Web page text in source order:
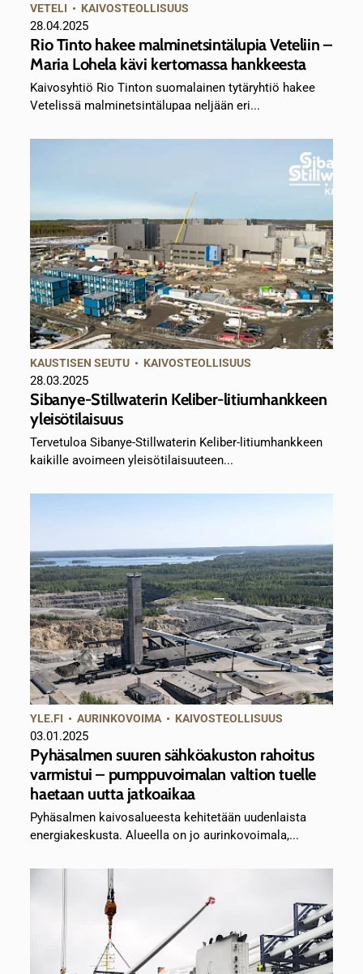
VETELI • KAIVOSTEOLLISUUS
28.04.2025
Rio Tinto hakee malminetsintälupia Veteliin –
Maria Lohela kävi kertomassa hankkeesta
Kaivosyhtiö Rio Tinton suomalainen tytäryhtiö hakee
Vetelissä malminetsintälupaa neljään eri...
KAUSTISEN SEUTU • KAIVOSTEOLLISUUS
28.03.2025
Sibanye-Stillwaterin Keliber-litiumhankkeen
yleisötilaisuus
Tervetuloa Sibanye-Stillwaterin Keliber-litiumhankkeen
kaikille avoimeen yleisötilaisuuteen...
YLE.FI •AURINKOVOIMA • KAIVOSTEOLLISUUS
03.01.2025
Pyhäsalmen suuren sähköakuston rahoitus
varmistui – pumppuvoimalan valtion tuelle
haetaan uutta jatkoaikaa
Pyhäsalmen kaivosalueesta kehitetään uudenlaista
energiakeskusta. Alueella on jo aurinkovoimala,...